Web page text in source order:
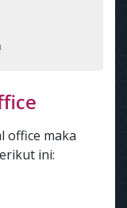
office maka
ini: